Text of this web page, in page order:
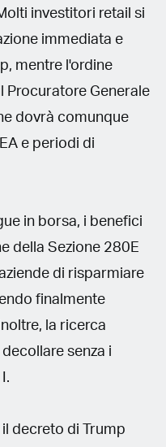
investitori retail si
immediata e
mentre l'ordine
Procuratore Generale
dovrà comunque
e periodi di
in borsa, i benefici
della Sezione 280E
di risparmiare
finalmente
la ricerca
senza i
decreto di Trump